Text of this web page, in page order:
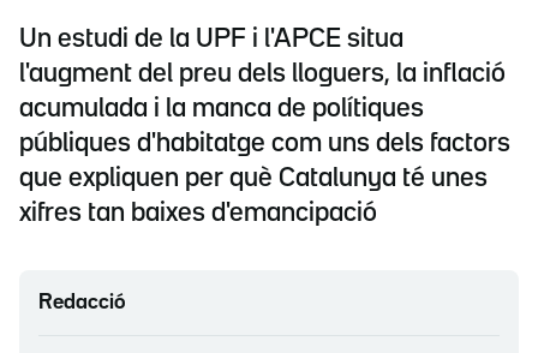
Un estudi de la UPF i l'APCE situa
l'augment del preu dels lloguers, la inflació
acumulada i la manca de polítiques
públiques d'habitatge com uns dels factors
que expliquen per què Catalunya té unes
xifres tan baixes d'emancipació
Redacció